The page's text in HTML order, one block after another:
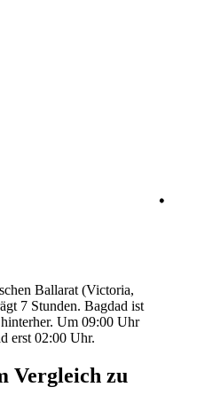
Ballarat (Victoria,
7 Stunden. Bagdad ist
Um 09:00 Uhr
erst 02:00 Uhr.
Vergleich zu